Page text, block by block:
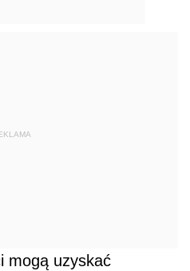
mogą uzyskać